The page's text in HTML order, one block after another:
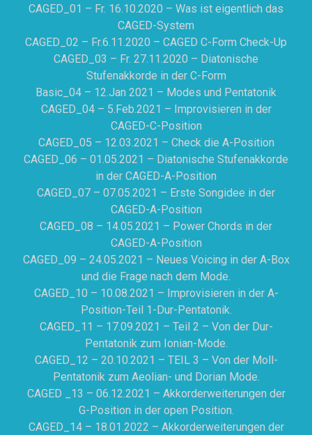
CAGED_01 – Fr. 16.10.2020 – Was ist eigentlich das
CAGED-System
CAGED_02 – Fr.6.11.2020 – CAGED C-Form Check-Up
CAGED_03 – Fr. 27.11.2020 – Diatonische
Stufenakkorde in der C-Form
Basic_04 – 12.Jan 2021 – Modes und Pentatonik
CAGED_04 – 5.Feb.2021 – Improvisieren in der
CAGED-C-Position
CAGED_05 – 12.03.2021 – Check die A-Position
CAGED_06 – 01.05.2021 – Diatonische Stufenakkorde
in der CAGED-A-Position
CAGED_07 – 07.05.2021 – Erste Songidee in der
CAGED-A-Position
CAGED_08 – 14.05.2021 – Power Chords in der
CAGED-A-Position
CAGED_09 – 24.05.2021 – Neues Voicing in der A-Box
und die Frage nach dem Mode.
CAGED_10 – 10.08.2021 – Improvisieren in der A-
Position-Teil 1-Dur-Pentatonik.
CAGED_11 – 17.09.2021 – Teil 2 – Von der Dur-
Pentatonik zum Ionian-Mode.
CAGED_12 – 20.10.2021 – TEIL 3 – Von der Moll-
Pentatonik zum Aeolian- und Dorian Mode.
CAGED _13 – 06.12.2021 – Akkorderweiterungen der
G-Position in der open Position.
CAGED_14 – 18.01.2022 – Akkorderweiterungen der